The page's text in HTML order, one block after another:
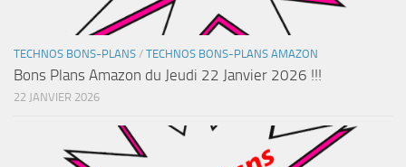
TECHNOS BONS-PLANS / TECHNOS BONS-PLANS AMAZON
Bons Plans Amazon du Jeudi 22 Janvier 2026 !!!
22 JANVIER 2026